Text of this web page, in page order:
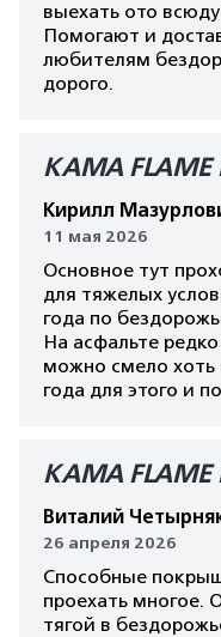
выехать ото
Помогают и
любителям
дорого.
КАМА
Кирилл
11 мая 2026
Основное тут
для тяжелых
года по
На асфальте
можно смело
года для этого и
КАМА
Виталий
26 апреля 2026
Способные
проехать многое.
тягой в